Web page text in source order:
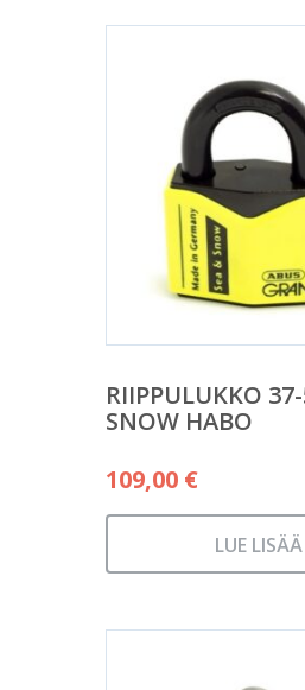
RIIPPULUKKO
SNOW HABO
109,00 €
LUE